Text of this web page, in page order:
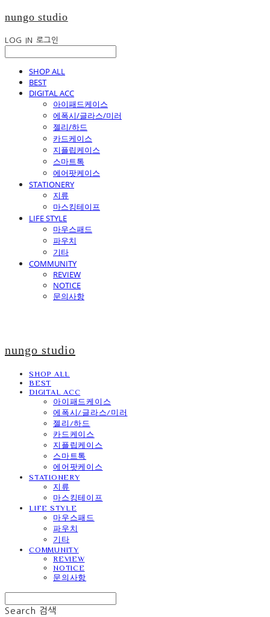
nungo studio
LOG IN 로그인
SHOP ALL
BEST
DIGITAL ACC
아이패드케이스
에폭시/글라스/미러
젤리/하드
카드케이스
지플립케이스
스마트톡
에어팟케이스
STATIONERY
지류
마스킹테이프
LIFE STYLE
마우스패드
파우치
기타
COMMUNITY
REVIEW
NOTICE
문의사항
nungo studio
SHOP ALL
BEST
DIGITAL ACC
아이패드케이스
에폭시/글라스/미러
젤리/하드
카드케이스
지플립케이스
스마트톡
에어팟케이스
STATIONERY
지류
마스킹테이프
LIFE STYLE
마우스패드
파우치
기타
COMMUNITY
REVIEW
NOTICE
문의사항
Search 검색